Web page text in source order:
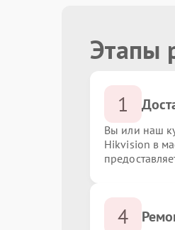
Этапы
1
Вы или наш
Hikvision в
4